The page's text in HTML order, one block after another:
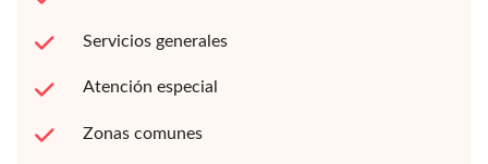
Servicios generales
Atención especial
Zonas comunes